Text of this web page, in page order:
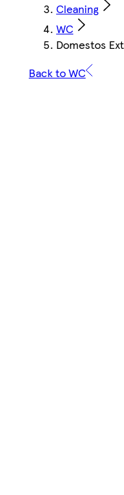
Cleaning
WC
Domestos
Back to WC